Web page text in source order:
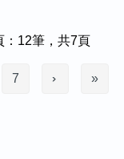
12筆，共7頁
7 »